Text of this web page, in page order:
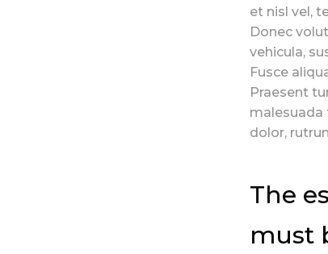
et nisl vel,
Donec
vehicula,
Fusce
Praesent
malesuada
dolor,
The
must